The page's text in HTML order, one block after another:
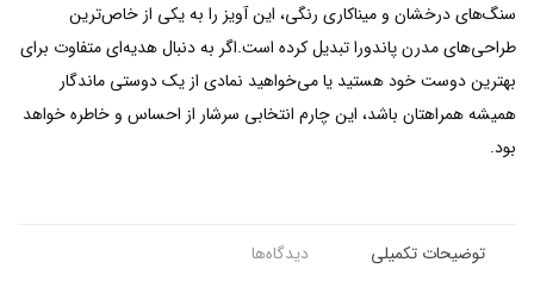
سنگ‌های درخشان و میناکاری رنگی، این آویز را به یکی از خاص‌ترین
طراحی‌های مدرن پاندورا تبدیل کرده است.اگر به دنبال هدیه‌ای متفاوت برای
بهترین دوست خود هستید یا می‌خواهید نمادی از یک دوستی ماندگار
همیشه همراهتان باشد، این چارم انتخابی سرشار از احساس و خاطره خواهد
بود.
توضیحات تکمیلی دیدگاه‌ها